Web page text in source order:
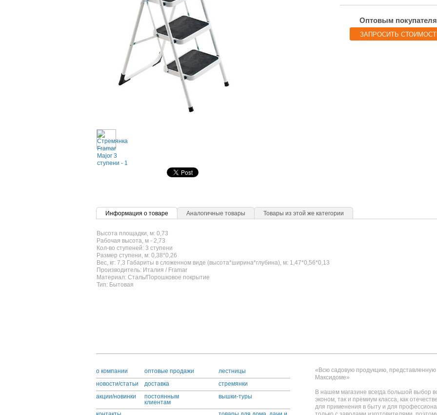
Оптовым
ЗАПРОСИТЬ
Информация о товаре Аналогичные товары Товары из этой же категории
Высота площадки, м: 0,73
Рабочая высота, м - 2,73
Кол-во ступеней: 3 ступени
Размер ступени, м: 0,38*0,26
Вес, кг: 7,3 Габариты в сложенном виде (высота*ширина*глубина), м: 1,47*0,56*0,13
Производитель: Италия / Framar
Материал: Сталь/Порошковое покрытие
Тип: Бытовая
o компании
новости/статьи
акции/новинки
оптовые продажи
доставка
постоянным
клиентам
лестницы
стремянки
вышки-туры
«Всю садовую продукцию,
Максидоме»
В нашем магазине всегда большой выбор
эконом, так и премиум класса, как
для применения в быту и для